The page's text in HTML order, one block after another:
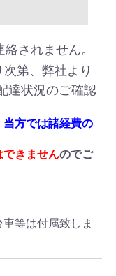
されません。
次第、弊社より
達状況のご確認
当方では諸経費の
できませんのでご
等は付属致しま